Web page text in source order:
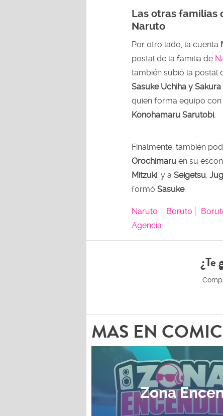
Las otras familias
Naruto
Por otro lado, la cuenta
postal de la familia de
también subió la postal
Sasuke Uchiha y
quien forma equipo con
Konohamaru Sarutobi.
Finalmente, también
Orochimaru en su
Mitzuki, y a Seigetsu,
formó Sasuke.
Naruto Boruto
Agencia
¿Te
MAS EN
Zona